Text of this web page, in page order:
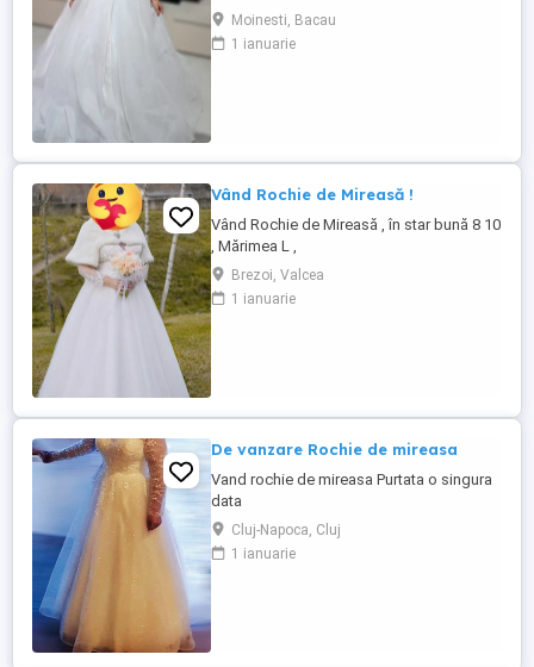
telefonMoinesti, Bacau
1 ianuarie
Vând Rochie de Mireasă !
Vând Rochie de Mireasă , în star bună 8 10
, Mărimea L ,
Brezoi, Valcea
1 ianuarie
De vanzare Rochie de mireasa
Vand rochie de mireasa Purtata o singura
data
Cluj-Napoca, Cluj
1 ianuarie